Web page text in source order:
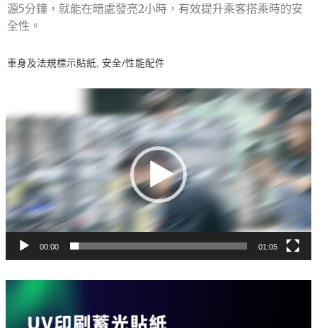
源5分鐘，就能在暗處發亮2小時，有效提升乘客搭乘時的安
全性。
車身及法規標示貼紙, 安全/性能配件
訊
放
器
00:00 01:05